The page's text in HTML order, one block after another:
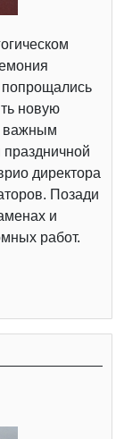
попрощались
новую
важным
праздничной
директора
Позади
и
работ.